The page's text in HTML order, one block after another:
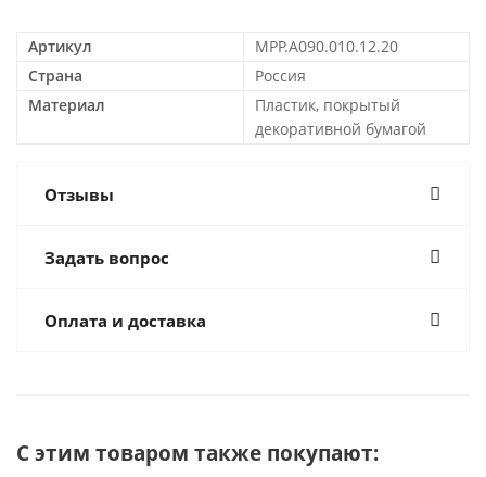
Артикул
MPP.А090.010.12.20
Страна
Россия
Материал
Пластик, покрытый
декоративной бумагой
Отзывы
Задать вопрос
Оплата и доставка
С этим товаром также покупают: